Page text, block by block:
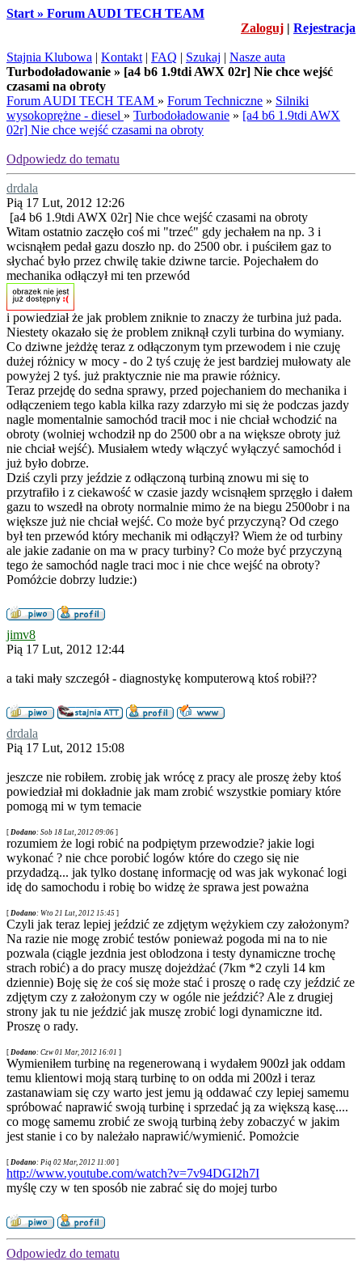
Start » Forum AUDI TECH TEAM
Zaloguj | Rejestracja
Stajnia Klubowa | Kontakt | FAQ | Szukaj | Nasze auta
Turbodoładowanie » [a4 b6 1.9tdi AWX 02r] Nie chce wejść
czasami na obroty
Forum AUDI TECH TEAM » Forum Techniczne » Silniki
wysokoprężne - diesel » Turbodoładowanie » [a4 b6 1.9tdi AWX
02r] Nie chce wejść czasami na obroty
Odpowiedz do tematu
drdala
Pią 17 Lut, 2012 12:26
[a4 b6 1.9tdi AWX 02r] Nie chce wejść czasami na obroty
Witam ostatnio zaczęło coś mi "trzeć" gdy jechałem na np. 3 i
wcisnąłem pedał gazu doszło np. do 2500 obr. i puściłem gaz to
słychać było przez chwilę takie dziwne tarcie. Pojechałem do
mechanika odłączył mi ten przewód
i powiedział że jak problem zniknie to znaczy że turbina już pada.
Niestety okazało się że problem zniknął czyli turbina do wymiany.
Co dziwne jeżdżę teraz z odłączonym tym przewodem i nie czuję
dużej różnicy w mocy - do 2 tyś czuję że jest bardziej mułowaty ale
powyżej 2 tyś. już praktycznie nie ma prawie różnicy.
Teraz przejdę do sedna sprawy, przed pojechaniem do mechanika i
odłączeniem tego kabla kilka razy zdarzyło mi się że podczas jazdy
nagle momentalnie samochód tracił moc i nie chciał wchodzić na
obroty (wolniej wchodził np do 2500 obr a na większe obroty już
nie chciał wejść). Musiałem wtedy włączyć wyłączyć samochód i
już było dobrze.
Dziś czyli przy jeździe z odłączoną turbiną znowu mi się to
przytrafiło i z ciekawość w czasie jazdy wcisnąłem sprzęgło i dałem
gazu to wszedł na obroty normalnie mimo że na biegu 2500obr i na
większe już nie chciał wejść. Co może być przyczyną? Od czego
był ten przewód który mechanik mi odłączył? Wiem że od turbiny
ale jakie zadanie on ma w pracy turbiny? Co może być przyczyną
tego że samochód nagle traci moc i nie chce wejść na obroty?
Pomóżcie dobrzy ludzie:)
jimv8
Pią 17 Lut, 2012 12:44
a taki mały szczegół - diagnostykę komputerową ktoś robił??
drdala
Pią 17 Lut, 2012 15:08
jeszcze nie robiłem. zrobię jak wrócę z pracy ale proszę żeby ktoś
powiedział mi dokładnie jak mam zrobić wszystkie pomiary które
pomogą mi w tym temacie
[ Dodano: Sob 18 Lut, 2012 09:06 ]
rozumiem że logi robić na podpiętym przewodzie? jakie logi
wykonać ? nie chce porobić logów które do czego się nie
przydadzą... jak tylko dostanę informację od was jak wykonać logi
idę do samochodu i robię bo widzę że sprawa jest poważna
[ Dodano: Wto 21 Lut, 2012 15:45 ]
Czyli jak teraz lepiej jeździć ze zdjętym wężykiem czy założonym?
Na razie nie mogę zrobić testów ponieważ pogoda mi na to nie
pozwala (ciągle jezdnia jest oblodzona i testy dynamiczne trochę
strach robić) a do pracy muszę dojeżdżać (7km *2 czyli 14 km
dziennie) Boję się że coś się może stać i proszę o radę czy jeździć ze
zdjętym czy z założonym czy w ogóle nie jeździć? Ale z drugiej
strony jak tu nie jeździć jak muszę zrobić logi dynamiczne itd.
Proszę o rady.
[ Dodano: Czw 01 Mar, 2012 16:01 ]
Wymieniłem turbinę na regenerowaną i wydałem 900zł jak oddam
temu klientowi moją starą turbinę to on odda mi 200zł i teraz
zastanawiam się czy warto jest jemu ją oddawać czy lepiej samemu
spróbować naprawić swoją turbinę i sprzedać ją za większą kasę....
co mogę samemu zrobić ze swoją turbiną żeby zobaczyć w jakim
jest stanie i co by należało naprawić/wymienić. Pomożcie
[ Dodano: Pią 02 Mar, 2012 11:00 ]
http://www.youtube.com/watch?v=7v94DGI2h7I
myślę czy w ten sposób nie zabrać się do mojej turbo
Odpowiedz do tematu